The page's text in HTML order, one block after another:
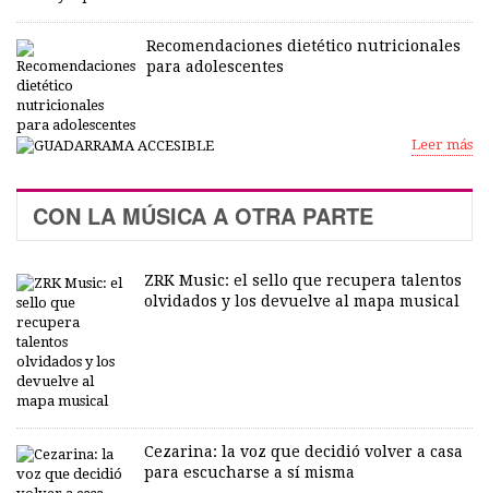
Recomendaciones dietético nutricionales
para adolescentes
Leer más
CON LA MÚSICA A OTRA PARTE
ZRK Music: el sello que recupera talentos
olvidados y los devuelve al mapa musical
Cezarina: la voz que decidió volver a casa
para escucharse a sí misma